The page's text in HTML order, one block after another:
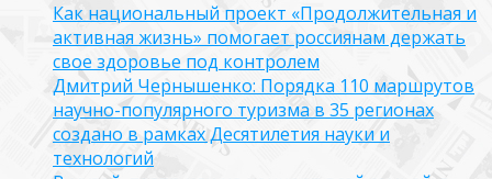
Как национальный проект «Продолжительная и
активная жизнь» помогает россиянам держать
свое здоровье под контролем
Дмитрий Чернышенко: Порядка 110 маршрутов
научно-популярного туризма в 35 регионах
создано в рамках Десятилетия науки и
технологий